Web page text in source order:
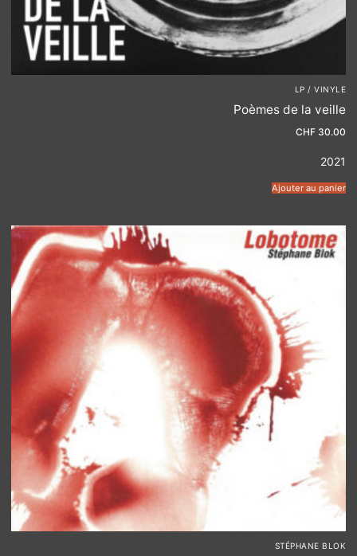
LP / VINYLE
Poèmes de la veille
CHF 30.00
2021
Ajouter au panier
STÉPHANE BLOK